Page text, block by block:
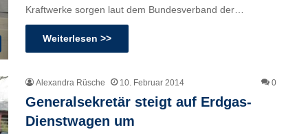
Kraftwerke sorgen laut dem Bundesverband der…
Weiterlesen >>
Alexandra Rüsche 10. Februar 2014 0
Generalsekretär steigt auf Erdgas-
Dienstwagen um